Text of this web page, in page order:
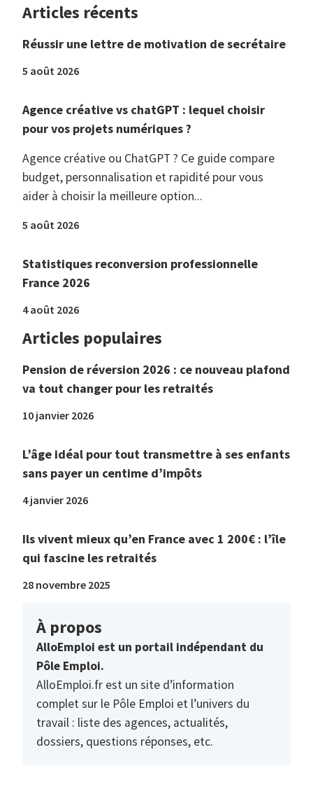
Articles récents
Réussir une lettre de motivation de secrétaire
5 août 2026
Agence créative vs chatGPT : lequel choisir
pour vos projets numériques ?
Agence créative ou ChatGPT ? Ce guide compare
budget, personnalisation et rapidité pour vous
aider à choisir la meilleure option...
5 août 2026
Statistiques reconversion professionnelle
France 2026
4 août 2026
Articles populaires
Pension de réversion 2026 : ce nouveau plafond
va tout changer pour les retraités
10 janvier 2026
L’âge idéal pour tout transmettre à ses enfants
sans payer un centime d’impôts
4 janvier 2026
Ils vivent mieux qu’en France avec 1 200€ : l’île
qui fascine les retraités
28 novembre 2025
À propos
AlloEmploi est un portail indépendant du
Pôle Emploi.
AlloEmploi.fr est un site d’information
complet sur le Pôle Emploi et l’univers du
travail : liste des agences, actualités,
dossiers, questions réponses, etc.